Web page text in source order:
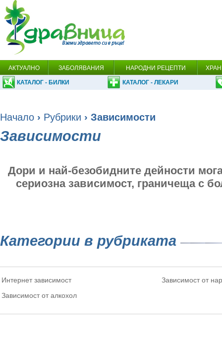
АКТУАЛНО ЗАБОЛЯВАНИЯ НАРОДНИ РЕЦЕПТИ
КАТАЛОГ - БИЛКИ КАТАЛОГ - ЛЕКАРИ
Начало › Рубрики › Зависимости
Зависимости
Дори и най-безобидните дейности
сериозна зависимост, граничеща с
Категории в рубриката
Интернет зависимост
Зависимост от
Зависимост от алкохол